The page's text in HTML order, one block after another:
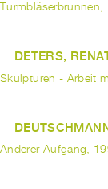
Turmbläserbrunnen,
DETERS,
Skulpturen - Arbeit
Anderer Aufgang,